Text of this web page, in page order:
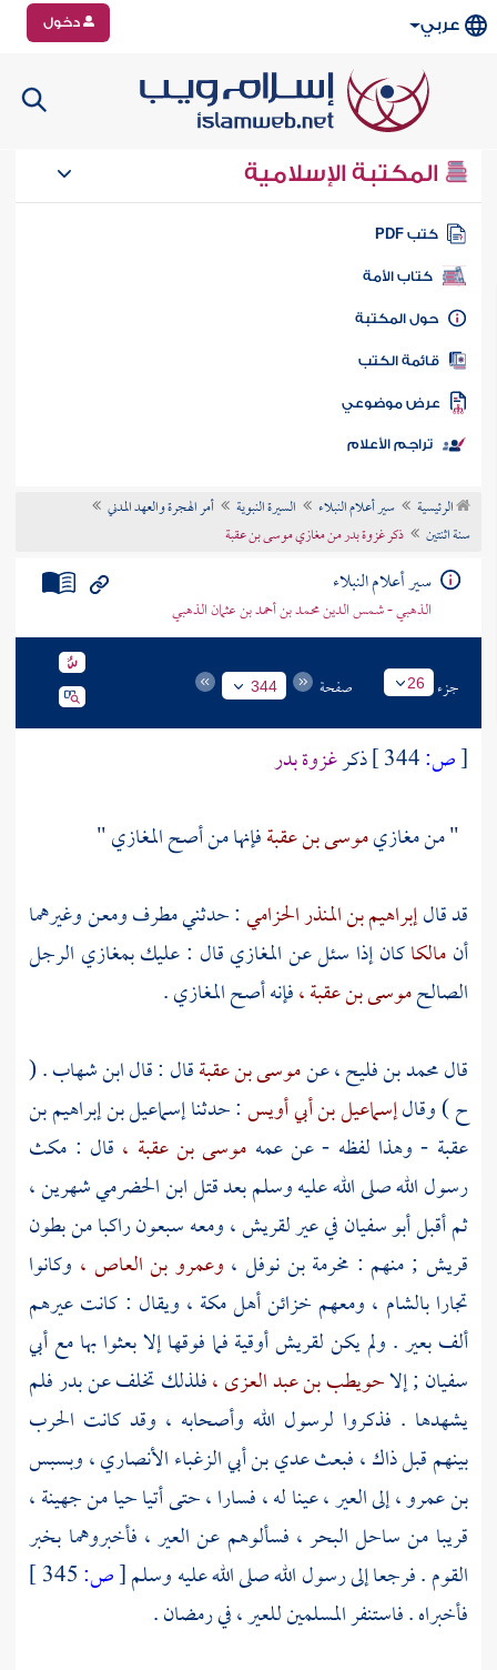
عربي دخول
المكتبة الإسلامية
كتب PDF
كتاب الأمة
المكتبة
الكتب
موضوعي
تراجم الأعلام
الرئيسية سير أعلام النبلاء السيرة النبوية
أمر الهجرة والعهد المدني
سنة اثنتين
ذكر غزوة بدر من مغازي موسى بن عقبة
سير أعلام النبلاء
الذهبي - شمس الدين محمد بن أحمد بن عثمان الذهبي
جزء 26 صفحة 344
[ص: ذكرغزوةبدر
" من مغازيموسى بن عقبةفإنها من أصح المغازي "
قد قالإبراهيم بن المنذر الحزامي: حدثنيمطرفومعنوغيرهما
أنمالكاكان إذا سئل عن المغازي قال : عليك بمغازي الرجل
الصالحموسى بن عقبة ،فإنه أصح المغازي .
قالمحمد بن فليح ،عنموسى بن عقبةقال : قالابن شهاب. (
ح ) وقالإسماعيل بن أبي أويس: حدثناإسماعيل بن إبراهيم بن
عقبة - وهذا لفظه - عن عمه موسى بن عقبة ، قال : مكث
رسول الله صلى الله عليه وسلم بعد قتلابن الحضرميشهرين ،
ثم أقبلأبو سفيانفي عيرلقريش ،ومعه سبعون راكبا من بطون
قريش ; منهم : مخرمة بن نوفل ، وعمرو بن العاص ، وكانوا
تجارابالشام ، ومعهم خزائنأهلمكة ، ويقال : كانت عيرهم
ألف بعير . ولم يكنلقريشأوقية فما فوقها إلا بعثوا بها معأبي
سفيان ;إلاحويطب بن عبد العزى ،فلذلك تخلف عنبدرفلم
يشهدها . فذكروا لرسول الله وأصحابه ، وقد كانت الحرب
بينهم قبل ذاك ، فبعثعدي بن أبي الزغباء الأنصاري ،وبسبس
بن عمرو ،إلى العير ، عينا له ، فسارا ، حتى أتيا حيا منجهينة ،
قريبا من ساحل البحر ، فسألوهم عن العير ، فأخبروهما بخبر
القوم . فرجعا إلى رسول الله صلى الله عليه وسلم[ص:
فأخبراه . فاستنفر المسلمين للعير ، في رمضان .